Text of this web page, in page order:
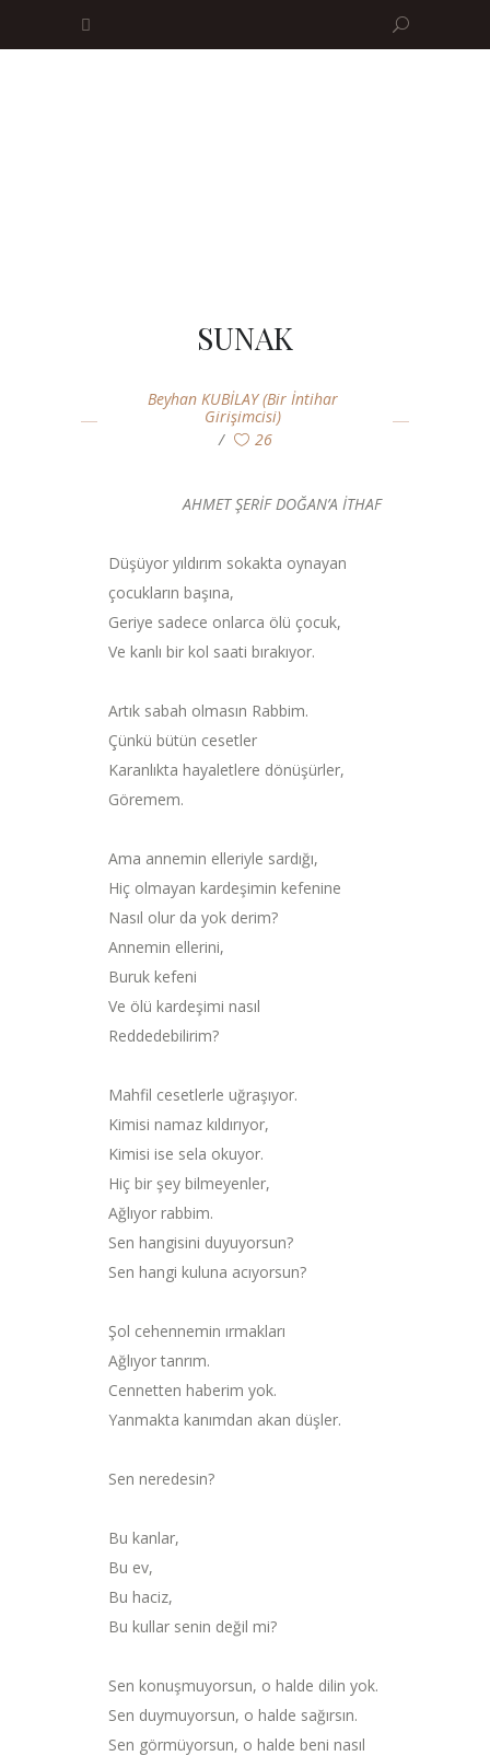
SUNAK
Beyhan KUBİLAY (Bir İntihar
Girişimcisi)
26
AHMET ŞERİF DOĞAN’A İTHAF
Düşüyor yıldırım sokakta oynayan
çocukların başına,
Geriye sadece onlarca ölü çocuk,
Ve kanlı bir kol saati bırakıyor.
Artık sabah olmasın Rabbim.
Çünkü bütün cesetler
Karanlıkta hayaletlere dönüşürler,
Göremem.
Ama annemin elleriyle sardığı,
Hiç olmayan kardeşimin kefenine
Nasıl olur da yok derim?
Annemin ellerini,
Buruk kefeni
Ve ölü kardeşimi nasıl
Reddedebilirim?
Mahfil cesetlerle uğraşıyor.
Kimisi namaz kıldırıyor,
Kimisi ise sela okuyor.
Hiç bir şey bilmeyenler,
Ağlıyor rabbim.
Sen hangisini duyuyorsun?
Sen hangi kuluna acıyorsun?
Şol cehennemin ırmakları
Ağlıyor tanrım.
Cennetten haberim yok.
Yanmakta kanımdan akan düşler.
Sen neredesin?
Bu kanlar,
Bu ev,
Bu haciz,
Bu kullar senin değil mi?
Sen konuşmuyorsun, o halde dilin yok.
Sen duymuyorsun, o halde sağırsın.
Sen görmüyorsun, o halde beni nasıl